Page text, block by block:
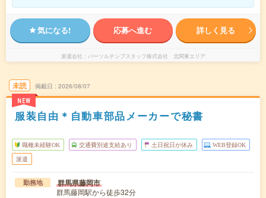
気になる! 応募へ進む 詳しく見る
派遣会社 パーソルテンプスタッフ株式会社 北関東エリア
未読
NEW
掲載日 2026/08/07
服装自由＊自動車部品メーカーで秘書
職種未経験OK 交通費別途支給あり 土日祝日が休み WEB登録OK
派遣
勤務地 群馬県藤岡市
群馬藤岡駅から徒歩32分